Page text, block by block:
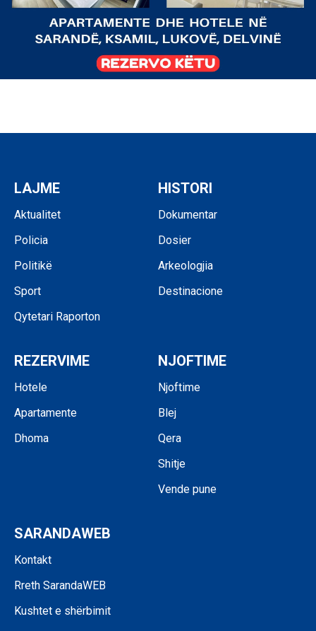
LAJME
Aktualitet
Policia
Politikë
Sport
Qytetari Raporton
HISTORI
Dokumentar
Dosier
Arkeologjia
Destinacione
REZERVIME
Hotele
Apartamente
Dhoma
NJOFTIME
Njoftime
Blej
Qera
Shitje
Vende pune
SARANDAWEB
Kontakt
Rreth SarandaWEB
Kushtet e shërbimit